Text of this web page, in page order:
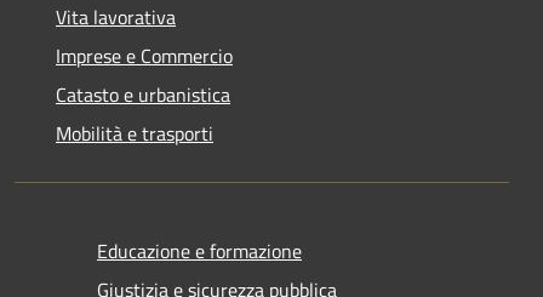
Vita lavorativa
Imprese e Commercio
Catasto e urbanistica
Mobilità e trasporti
Educazione e formazione
Giustizia e sicurezza pubblica